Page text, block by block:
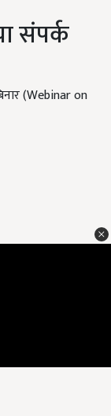
संपर्क
(Webinar on